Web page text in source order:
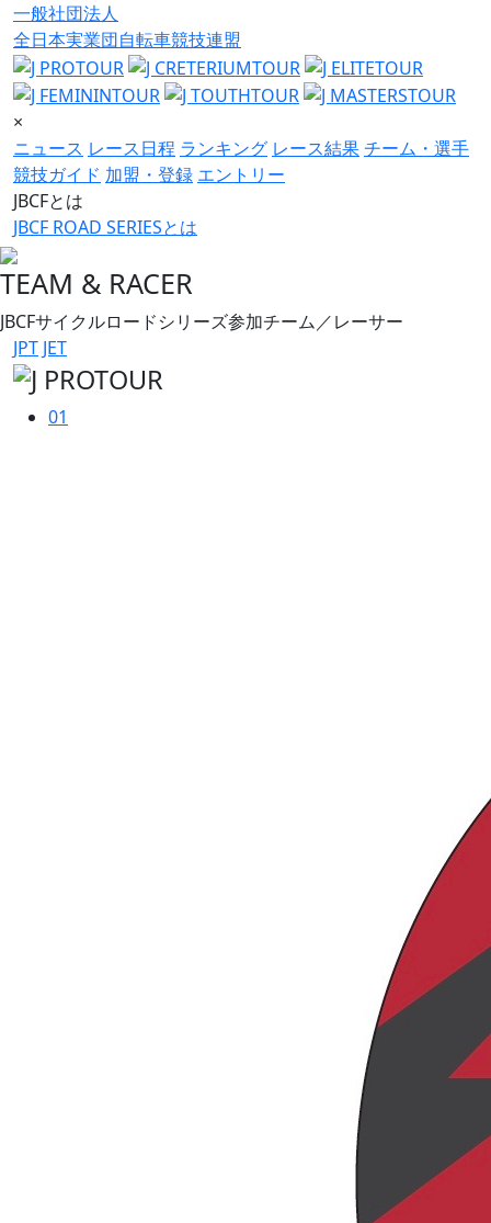
一般社団法人
全日本実業団自転車競技連盟
×
ニュース レース日程 ランキング レース結果チーム・選手
競技ガイド 加盟・登録 エントリー
JBCFとは
JBCF ROAD SERIESとは
TEAM & RACER
JBCFサイクルロードシリーズ参加チーム／レーサー
JPT JET
01